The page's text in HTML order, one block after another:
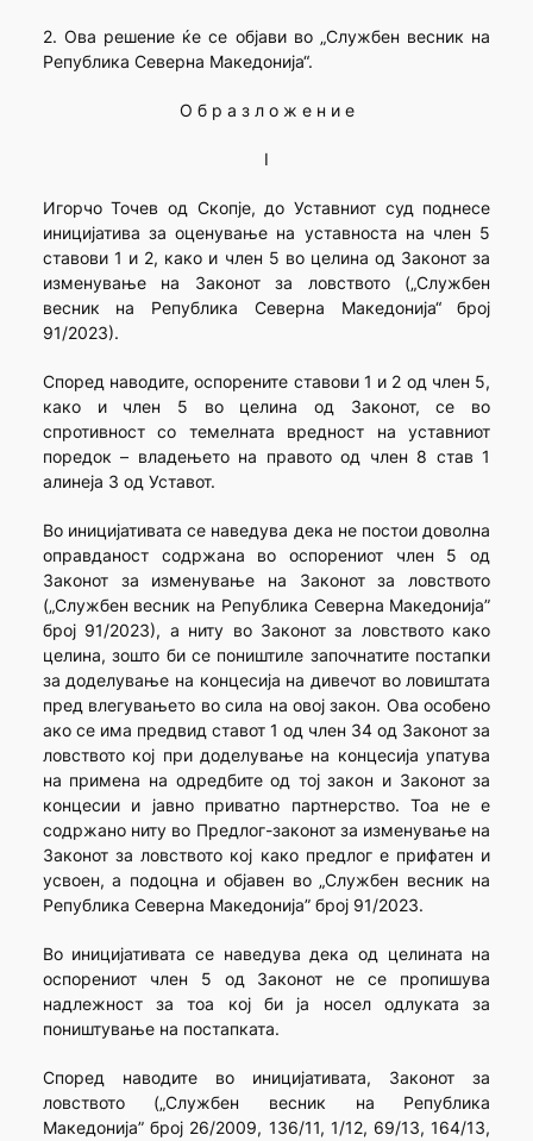
2. Ова решение ќе се објави во „Службен весник на
Република Северна Македонија“.
О б р а з л о ж е н и е
I
Игорчо Точев од Скопје, до Уставниот суд поднесе
иницијатива за оценување на уставноста на член 5
ставови 1 и 2, како и член 5 во целина од Законот за
изменување на Законот за ловството („Службен
весник на Република Северна Македонија“ број
91/2023).
Според наводите, оспорените ставови 1 и 2 од член 5,
како и член 5 во целина од Законот, се во
спротивност со темелната вредност на уставниот
поредок – владењето на правото од член 8 став 1
алинеја 3 од Уставот.
Во иницијативата се наведува дека не постои доволна
оправданост содржана во оспорениот член 5 од
Законот за изменување на Законот за ловството
(„Службен весник на Република Северна Македонија”
број 91/2023), a ниту во Законот за ловството како
целина, зошто би се поништиле започнатите постапки
за доделување на концесија на дивечот во ловиштата
пред влегувањето во сила на овој закон. Ова особено
ако се има предвид ставот 1 од член 34 од Законот за
ловството кој при доделување на концесија упатува
на примена на одредбите од тој закон и Законот за
концесии и јавно приватно партнерство. Тоа не е
содржано ниту во Предлог-законот за изменување на
Законот за ловството кој како предлог е прифатен и
усвоен, а подоцна и објавен во „Службен весник на
Република Северна Македонија” број 91/2023.
Во иницијативата се наведува дека од целината на
оспорениот член 5 од Законот не се пропишува
надлежност за тоа кој би ја носел одлуката за
поништување на постапката.
Според наводите во иницијативата, Законот за
ловството („Службен весник на Република
Македонија” број 26/2009, 136/11, 1/12, 69/13, 164/13,